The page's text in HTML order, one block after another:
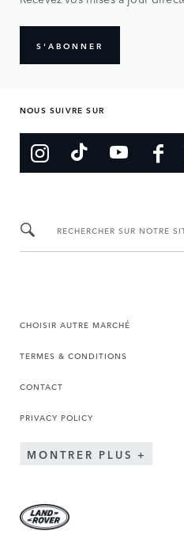
S'ABONNER
NOUS SUIVRE SUR
RECHERCHER SUR NOTRE
CHOISIR AUTRE MARCHÉ
TERMES & CONDITIONS
CONTACT
PRIVACY POLICY
MONTRER PLUS